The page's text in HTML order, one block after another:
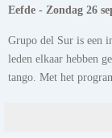
Eefde - Zondag 26
Grupo del Sur is een
leden elkaar hebben
tango. Met het